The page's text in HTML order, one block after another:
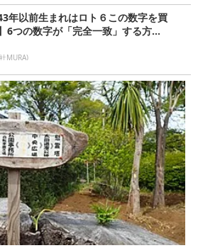
年以前生まれはロト６この数字を買
6つの数字が「完全一致」する方...
MURA)